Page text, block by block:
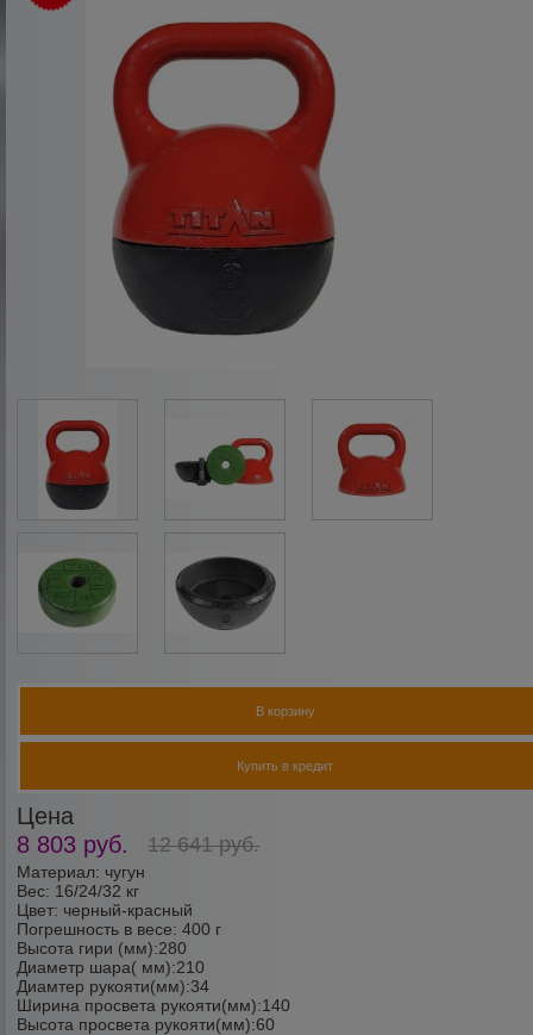
Материал: чугун
Вес: 16/24/32 кг
Цвет: черный-красный
Погрешность в весе: 400 г
Высота гири (мм):280
Диаметр шара( мм):210
Диамтер рукояти(мм):34
Ширина просвета рукояти(мм):140
Высота просвета рукояти(мм):60
Цена
12 641 руб.
8 803 руб.
В корзину
Купить в кредит